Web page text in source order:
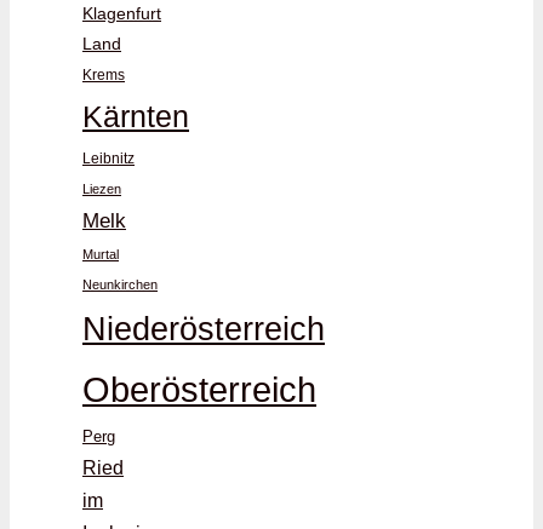
Klagenfurt
Land
Krems
Kärnten
Leibnitz
Liezen
Melk
Murtal
Neunkirchen
Niederösterreich
Oberösterreich
Perg
Ried
im